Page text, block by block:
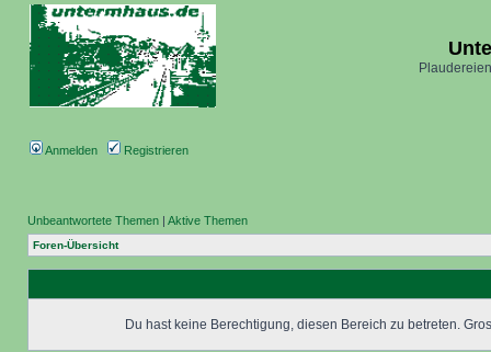
Anmelden Registrieren
Unbeantwortete Themen | Aktive Themen
Foren-Übersicht
Du hast keine Berechtigung, diesen Bereich zu betreten.